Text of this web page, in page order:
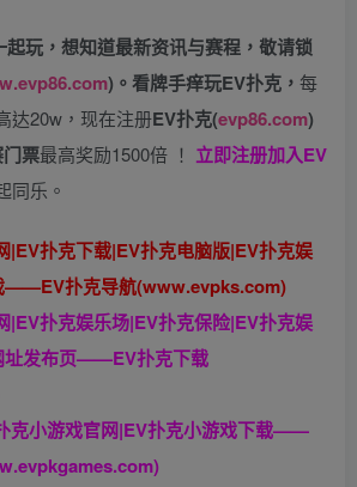
玩， 想知道最新资讯与赛程， 敬请锁
)。看牌手痒玩EV扑克， 每
达20w，现在注册EV扑克(evp86.com)
票最高奖励1500倍 ！ 立即注册加入EV
同乐。
|EV扑克下载|EV扑克电脑版|EV扑克娱
——EV扑克导航(www.evpks.com)
|EV扑克娱乐场|EV扑克保险|EV扑克娱
址发布页——EV扑克下载
克小游戏官网|EV扑克小游戏下载——